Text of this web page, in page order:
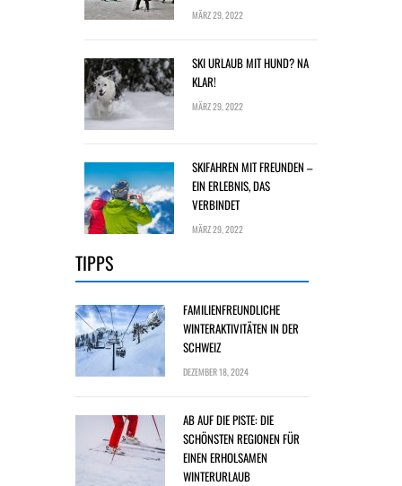
MÄRZ 29, 2022
SKI URLAUB MIT HUND? NA
KLAR!
MÄRZ 29, 2022
SKIFAHREN MIT FREUNDEN –
EIN ERLEBNIS, DAS
VERBINDET
MÄRZ 29, 2022
TIPPS
FAMILIENFREUNDLICHE
WINTERAKTIVITÄTEN IN DER
SCHWEIZ
DEZEMBER 18, 2024
AB AUF DIE PISTE: DIE
SCHÖNSTEN REGIONEN FÜR
EINEN ERHOLSAMEN
WINTERURLAUB